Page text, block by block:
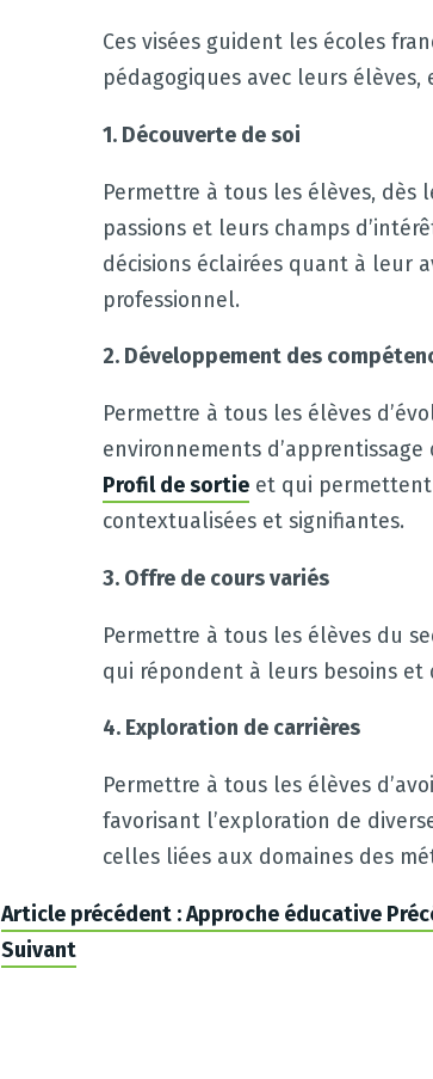
Ces visées guident les écoles
pédagogiques avec leurs
1. Découverte de soi
Permettre à tous les élèves, dès
passions et leurs champs
décisions éclairées quant à leur
professionnel.
2. Développement des
Permettre à tous les élèves
environnements
Profil de sortie et qui
contextualisées et signifiantes.
3. Offre de cours variés
Permettre à tous les élèves du
qui répondent à leurs besoins
4. Exploration de carrières
Permettre à tous les élèves
favorisant l’exploration de
celles liées aux domaines des
Article précédent : Approche éducative
Suivant